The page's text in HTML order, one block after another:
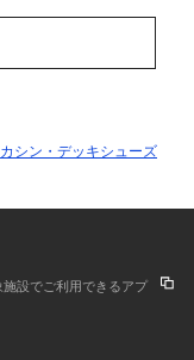
シン・デッキシューズ
設でご利用できるアプ